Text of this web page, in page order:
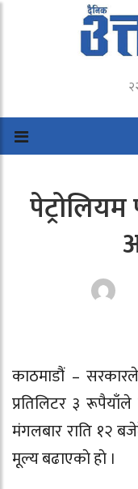
पेट्रोलियम
काठमाडौं –
प्रतिलिटर ३
मंगलबार राति १२
मूल्य बढाएकाे हाे ।